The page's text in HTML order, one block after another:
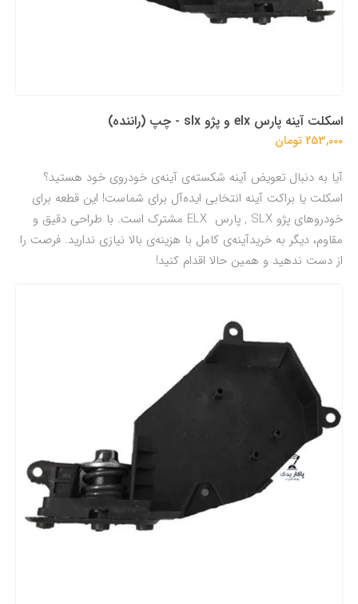
اسکلت آینه پارس elx و پژو slx - چپ (راننده)
253,000 تومان
آیا به دنبال تعویض آینه شکسته‌ی آینه‌ی خودروی خود هستید؟
اسکلت یا براکت آینه انتخابی ایده‌آل برای شماست! این قطعه برای
خودروهای پژو SLX , پارس ELX مشترک است. با طراحی دقیق و
مقاوم، دیگر به خریدآینه‌ی کامل با هزینه‌ی بالا نیازی ندارید. فرصت را
از دست ندهید و همین حالا اقدام کنید!